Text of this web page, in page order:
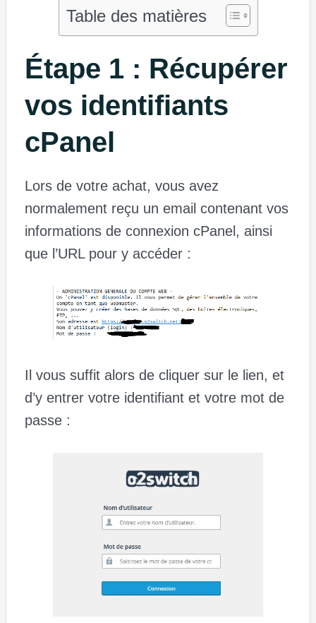
Table des matières
Étape 1 : Récupérer
vos identifiants
cPanel
Lors de votre achat, vous avez
normalement reçu un email contenant vos
informations de connexion cPanel, ainsi
que l’URL pour y accéder :
Il vous suffit alors de cliquer sur le lien, et
d’y entrer votre identifiant et votre mot de
passe :